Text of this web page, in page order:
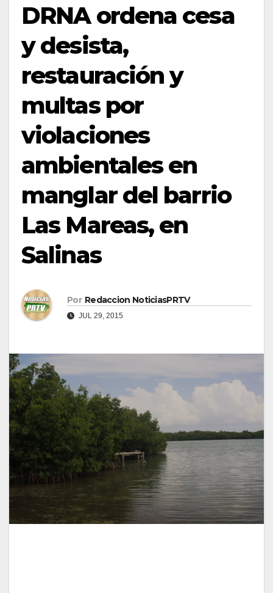
DRNA ordena cesa
y desista,
restauración y
multas por
violaciones
ambientales en
manglar del barrio
Las Mareas, en
Salinas
Por Redaccion NoticiasPRTV
JUL 29, 2015